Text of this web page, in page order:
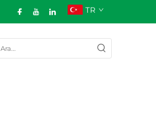
TR